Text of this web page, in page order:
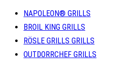
NAPOLEON® GRILLS
BROIL KING GRILLS
RÖSLE GRILLS GRILLS
OUTDORRCHEF GRILLS